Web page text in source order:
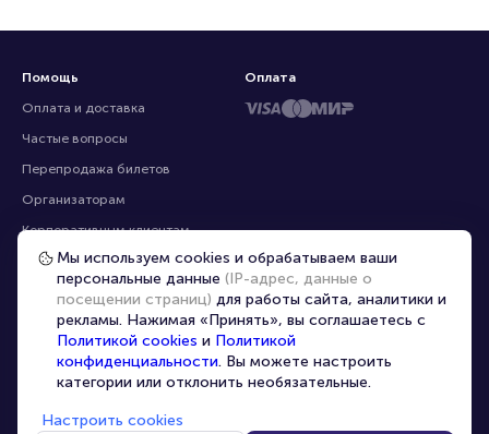
Помощь
Оплата и доставка
Частые вопросы
Перепродажа билетов
Организаторам
Корпоративным клиентам
VIP-билеты
Условия использования
Персональные данные
Контакты
Карта сайта
8-800-500-42-62
info@portalbilet.ru
Оплата
Мы используем cookies и обрабатываем ваши
персональные данные (IP-адрес, данные о
посещении страниц) для работы сайта, аналитики и
рекламы. Нажимая «Принять», вы соглашаетесь с
Политикой cookies и Политикой
конфиденциальности. Вы можете настроить
категории или отклонить необязательные.
Настроить cookies